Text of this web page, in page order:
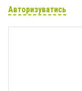
Авторизуватись